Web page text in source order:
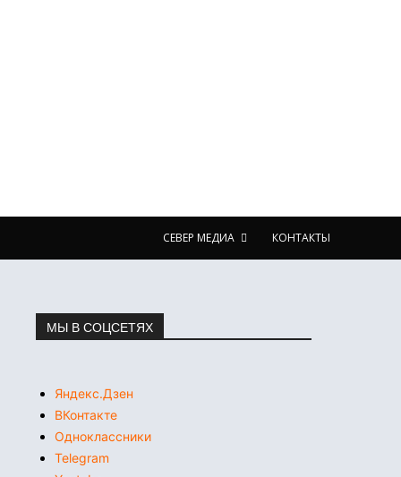
СЕВЕР МЕДИА КОНТАКТЫ
МЫ В СОЦСЕТЯХ
Яндекс.Дзен
ВКонтакте
Одноклассники
Telegram